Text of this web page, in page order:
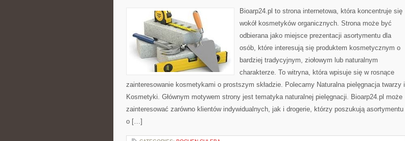
Bioarp24.pl to strona internetowa, która koncentruje się
wokół kosmetyków organicznych. Strona może być
odbierana jako miejsce prezentacji asortymentu dla
osób, które interesują się produktem kosmetycznym o
bardziej tradycyjnym, ziołowym lub naturalnym
charakterze. To witryna, która wpisuje się w rosnące
zainteresowanie kosmetykami o prostszym składzie. Polecamy Naturalna pielęgnacja twarzy i
Kosmetyki. Głównym motywem strony jest tematyka naturalnej pielęgnacji. Bioarp24.pl może
zainteresować zarówno klientów indywidualnych, jak i drogerie, którzy poszukują asortymentu
o […]